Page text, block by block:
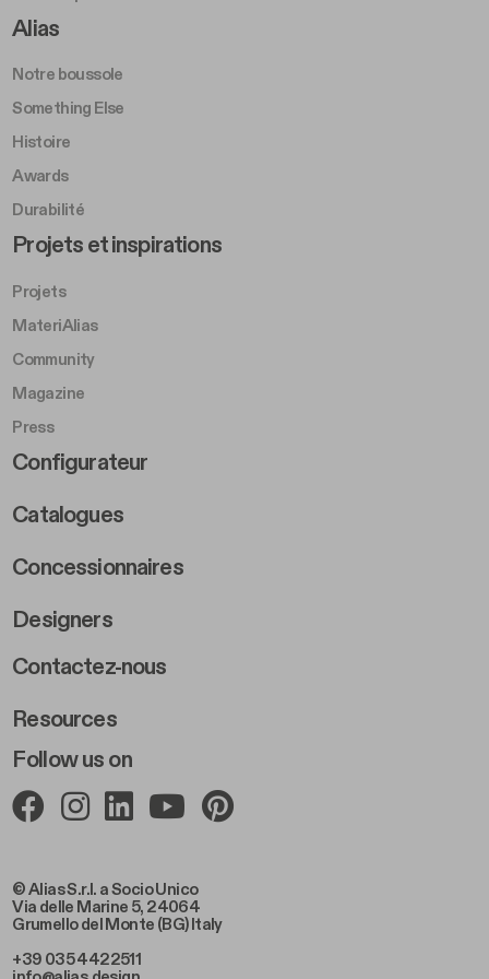
© Alias S.r.l. a Socio Unico
Via delle Marine 5, 24064
Grumello del Monte (BG) Italy
+39 035 4422511
Footer Right A
Alias
Notre boussole
Something Else
Histoire
Awards
Durabilité
Follow us on
Footer Left Middle B
Projets et inspirations
Projets
MateriAlias
Community
Magazine
Press
Footer Right Middle B
Configurateur
Catalogues
Concessionnaires
Designers
Footer Right 2
Contactez-nous
Resources